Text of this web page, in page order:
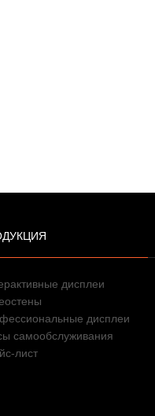
лист
самообслуживания
дисплеи
дисплеи